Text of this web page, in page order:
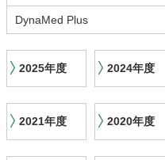
DynaMed Plus
2025年度 2024年度
2021年度 2020年度